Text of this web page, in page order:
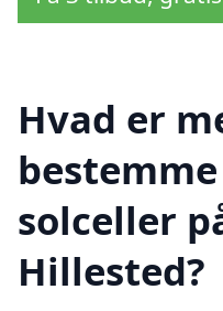
Hvad er
solceller
Hillested?